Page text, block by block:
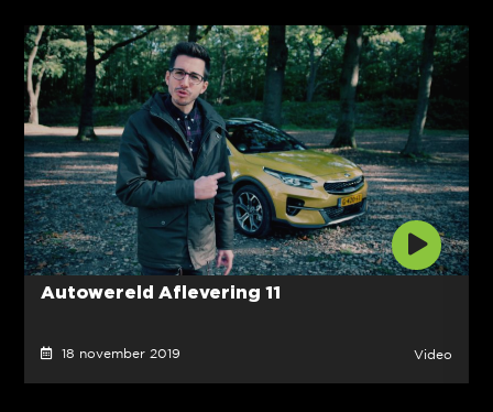
Autowereld Aflevering 11
18 november 2019 Video